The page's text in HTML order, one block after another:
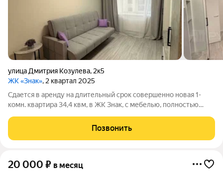
улица Дмитрия Козулева, 2к5
ЖК «Знак», 2 квартал 2025
Сдается в аренду на длительный срок совершенно новая 1-
комн. квартира 34,4 квм, в ЖК Знак, с мебелью, полностью
х человек. В картире имеется все необходимое для вашего
комфорта. Мебель,
Позвонить
20 000 ₽ в месяц